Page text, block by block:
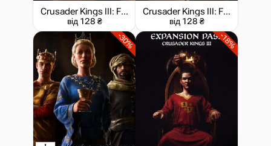
Crusader Kings III: Fate of Iberia
від 128 ₴
Crusader Kings III: Friends & Foes
від 128 ₴
-30% -18%